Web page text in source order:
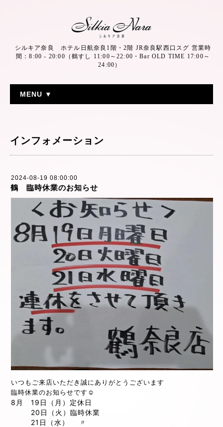
シルキア奈良 ホテル日航奈良1階・2階 JR奈良駅西口スグ 営業時
間：8:00 - 20:00（鶴すし 11:00～22:00・Bar OLD TIME 17:00～
24:00）
MENU ▼
インフォメーション
2024-08-19 08:00:00
鶴 臨時休業のお知らせ
いつもご来店いただき誠にありがとうございます
臨時休業のお知らせです☺️
8月 19日（ 月）定休日
20日（火）臨時休業
21日（水） 〃